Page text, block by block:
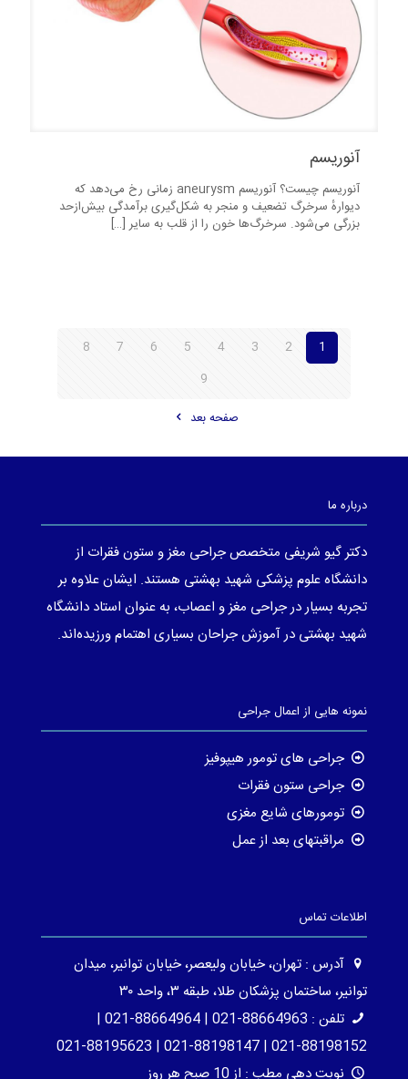
آنوریسم
آنوریسم چیست؟ آنوریسم aneurysm زمانی رخ می‌دهد که
دیوارهٔ سرخرگ تضعیف و منجر به شکل‌گیری برآمدگی بیش‌ازحد
بزرگی می‌شود. سرخرگ‌ها خون را از قلب به سایر[…]
1
2
3
4
5
6
7
8
9
صفحه بعد
درباره ما
دکتر گیو شریفی متخصص جراحی مغز و ستون فقرات از
دانشگاه علوم پزشکی شهید بهشتی هستند. ایشان علاوه بر
تجربه بسیار در جراحی مغز و اعصاب، به عنوان استاد دانشگاه
شهید بهشتی در آموزش جراحان بسیاری اهتمام ورزیده‌اند.
نمونه هایی از اعمال جراحی
جراحی های تومور هیپوفیز
جراحی ستون فقرات
تومورهای شایع مغزی
مراقبتهای بعد از عمل
اطلاعات تماس
آدرس : تهران، خیابان ولیعصر، خیابان توانیر، میدان
توانیر، ساختمان پزشکان طلا، طبقه ۳، واحد ۳۰
تلفن : 88664963-021 | 88664964-021 |
88198152-021 | 88198147-021 | 88195623-021
نوبت دهی مطب : از 10 صبح هر روز